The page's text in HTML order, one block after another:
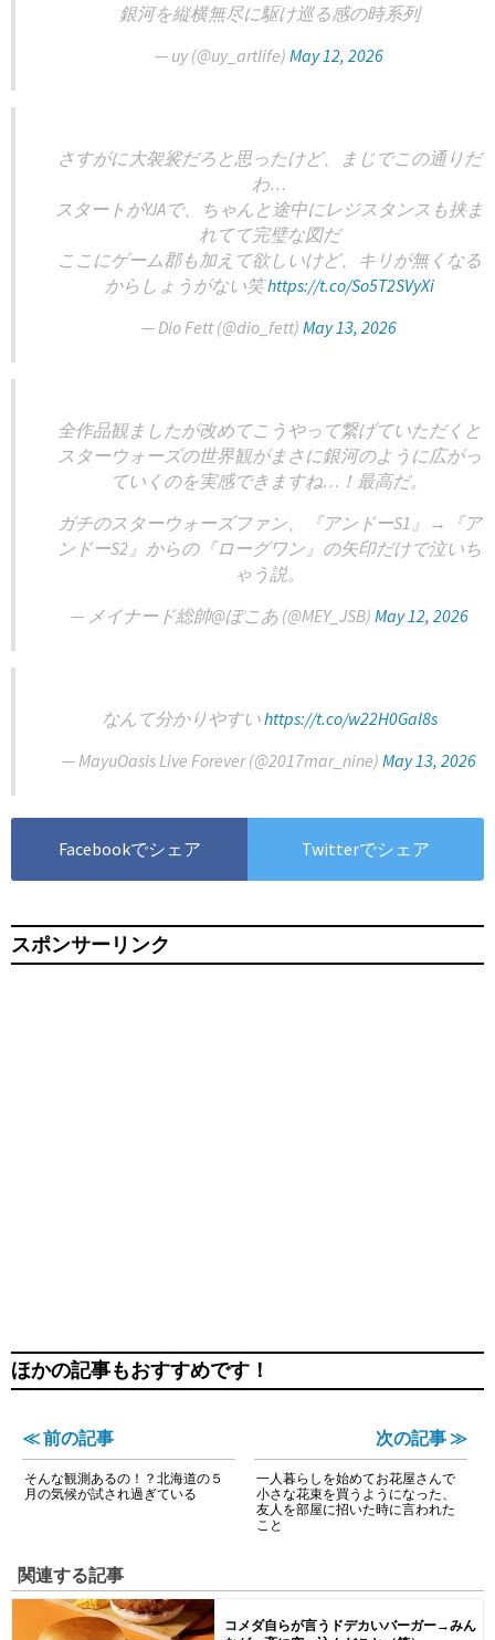
銀河を縦横無尽に駆け巡る感の時系列
— uy (@uy_artlife) May 12, 2026
さすがに大袈裟だろと思ったけど、まじでこの通りだ
わ…
スタートがYJAで、ちゃんと途中にレジスタンスも挟ま
れてて完璧な図だ
ここにゲーム郡も加えて欲しいけど、キリが無くなる
からしょうがない笑https://t.co/So5T2SVyXi
— Dio Fett (@dio_fett) May 13, 2026
全作品観ましたが改めてこうやって繋げていただくと
スターウォーズの世界観がまさに銀河のように広がっ
ていくのを実感できますね…！最高だ。
ガチのスターウォーズファン、『アンドーS1』→『ア
ンドーS2』からの『ローグワン』の矢印だけで泣いち
ゃう説。
— メイナード総帥@ぽこあ (@MEY_JSB) May 12, 2026
なんて分かりやすいhttps://t.co/w22H0Gal8s
— MayuOasis Live Forever (@2017mar_nine) May 13, 2026
Facebookでシェア Twitterでシェア
スポンサーリンク
ほかの記事もおすすめです！
≪ 前の記事
そんな観測あるの！？北海道の５
月の気候が試され過ぎている
次の記事 ≫
一人暮らしを始めてお花屋さんで
小さな花束を買うようになった、
友人を部屋に招いた時に言われた
こと
関連する記事
コメダ自らが言うドデカいバーガー→みん